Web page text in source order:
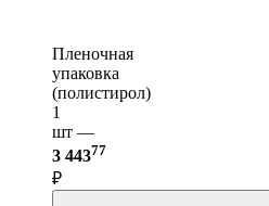
Пленочная
упаковка
(полистирол)
1
шт —
3 44377
₽